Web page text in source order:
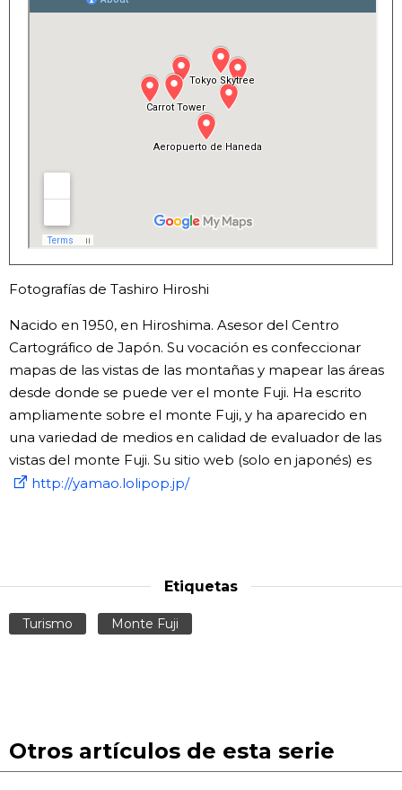
Fotografías de Tashiro Hiroshi
Nacido en 1950, en Hiroshima. Asesor del Centro
Cartográfico de Japón. Su vocación es confeccionar
mapas de las vistas de las montañas y mapear las áreas
desde donde se puede ver el monte Fuji. Ha escrito
ampliamente sobre el monte Fuji, y ha aparecido en
una variedad de medios en calidad de evaluador de las
vistas del monte Fuji. Su sitio web (solo en japonés) es
http://yamao.lolipop.jp/
Etiquetas
Turismo Monte Fuji
Otros artículos de esta serie